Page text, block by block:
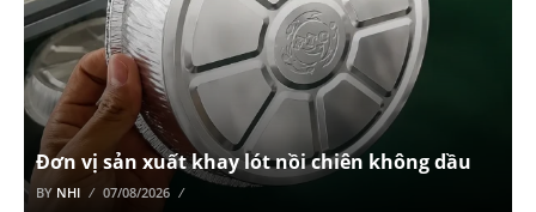
Đơn vị sản xuất khay lót nồi chiên không dầu
BY NHI 07/08/2026